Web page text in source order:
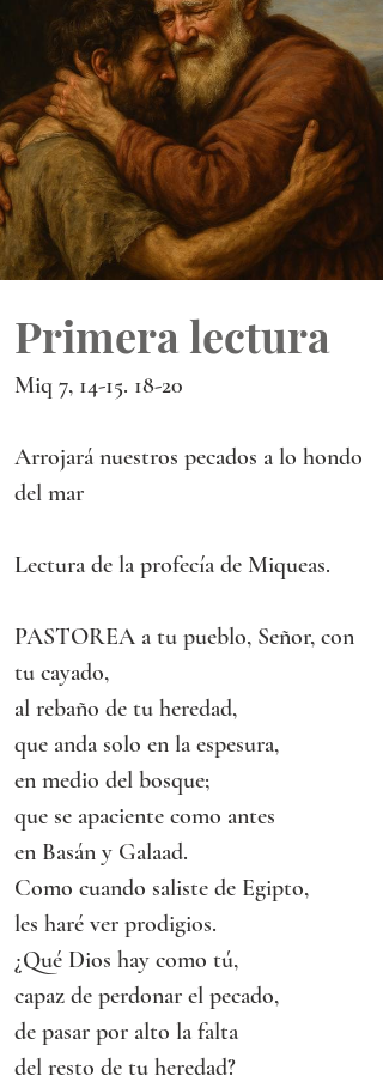
Primera lectura
Miq 7, 14-15. 18-20
Arrojará nuestros pecados a lo hondo
del mar
Lectura de la profecía de Miqueas.
PASTOREA a tu pueblo, Señor, con
tu cayado,
al rebaño de tu heredad,
que anda solo en la espesura,
en medio del bosque;
que se apaciente como antes
en Basán y Galaad.
Como cuando saliste de Egipto,
les haré ver prodigios.
¿Qué Dios hay como tú,
capaz de perdonar el pecado,
de pasar por alto la falta
del resto de tu heredad?